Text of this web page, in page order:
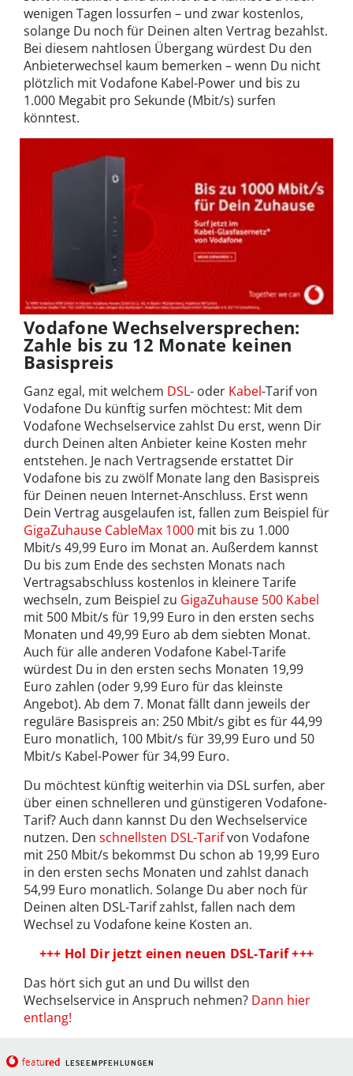
wenigen Tagen lossurfen – und zwar kostenlos,
solange Du noch für Deinen alten Vertrag bezahlst.
Bei diesem nahtlosen Übergang würdest Du den
Anbieterwechsel kaum bemerken – wenn Du nicht
plötzlich mit Vodafone Kabel-Power und bis zu
1.000 Megabit pro Sekunde (Mbit/s) surfen
könntest.
Vodafone Wechselversprechen:
Zahle bis zu 12 Monate keinen
Basispreis
Ganz egal, mit welchem DSL- oder Kabel-Tarif von
Vodafone Du künftig surfen möchtest: Mit dem
Vodafone Wechselservice zahlst Du erst, wenn Dir
durch Deinen alten Anbieter keine Kosten mehr
entstehen. Je nach Vertragsende erstattet Dir
Vodafone bis zu zwölf Monate lang den Basispreis
für Deinen neuen Internet-Anschluss. Erst wenn
Dein Vertrag ausgelaufen ist, fallen zum Beispiel für
GigaZuhause CableMax 1000 mit bis zu 1.000
Mbit/s 49,99 Euro im Monat an. Außerdem kannst
Du bis zum Ende des sechsten Monats nach
Vertragsabschluss kostenlos in kleinere Tarife
wechseln, zum Beispiel zu GigaZuhause 500 Kabel
mit 500 Mbit/s für 19,99 Euro in den ersten sechs
Monaten und 49,99 Euro ab dem siebten Monat.
Auch für alle anderen Vodafone Kabel-Tarife
würdest Du in den ersten sechs Monaten 19,99
Euro zahlen (oder 9,99 Euro für das kleinste
Angebot). Ab dem 7. Monat fällt dann jeweils der
reguläre Basispreis an: 250 Mbit/s gibt es für 44,99
Euro monatlich, 100 Mbit/s für 39,99 Euro und 50
Mbit/s Kabel-Power für 34,99 Euro.
Du möchtest künftig weiterhin via DSL surfen, aber
über einen schnelleren und günstigeren Vodafone-
Tarif? Auch dann kannst Du den Wechselservice
nutzen. Den schnellsten DSL-Tarifvon Vodafone
mit 250 Mbit/s bekommst Du schon ab 19,99 Euro
in den ersten sechs Monaten und zahlst danach
54,99 Euro monatlich. Solange Du aber noch für
Deinen alten DSL-Tarif zahlst, fallen nach dem
Wechsel zu Vodafone keine Kosten an.
+++ Hol Dir jetzt einen neuen DSL-Tarif +++
Das hört sich gut an und Du willst den
Wechselservice in Anspruch nehmen? Dann hier
entlang!
featured LESEEMPFEHLUNGEN